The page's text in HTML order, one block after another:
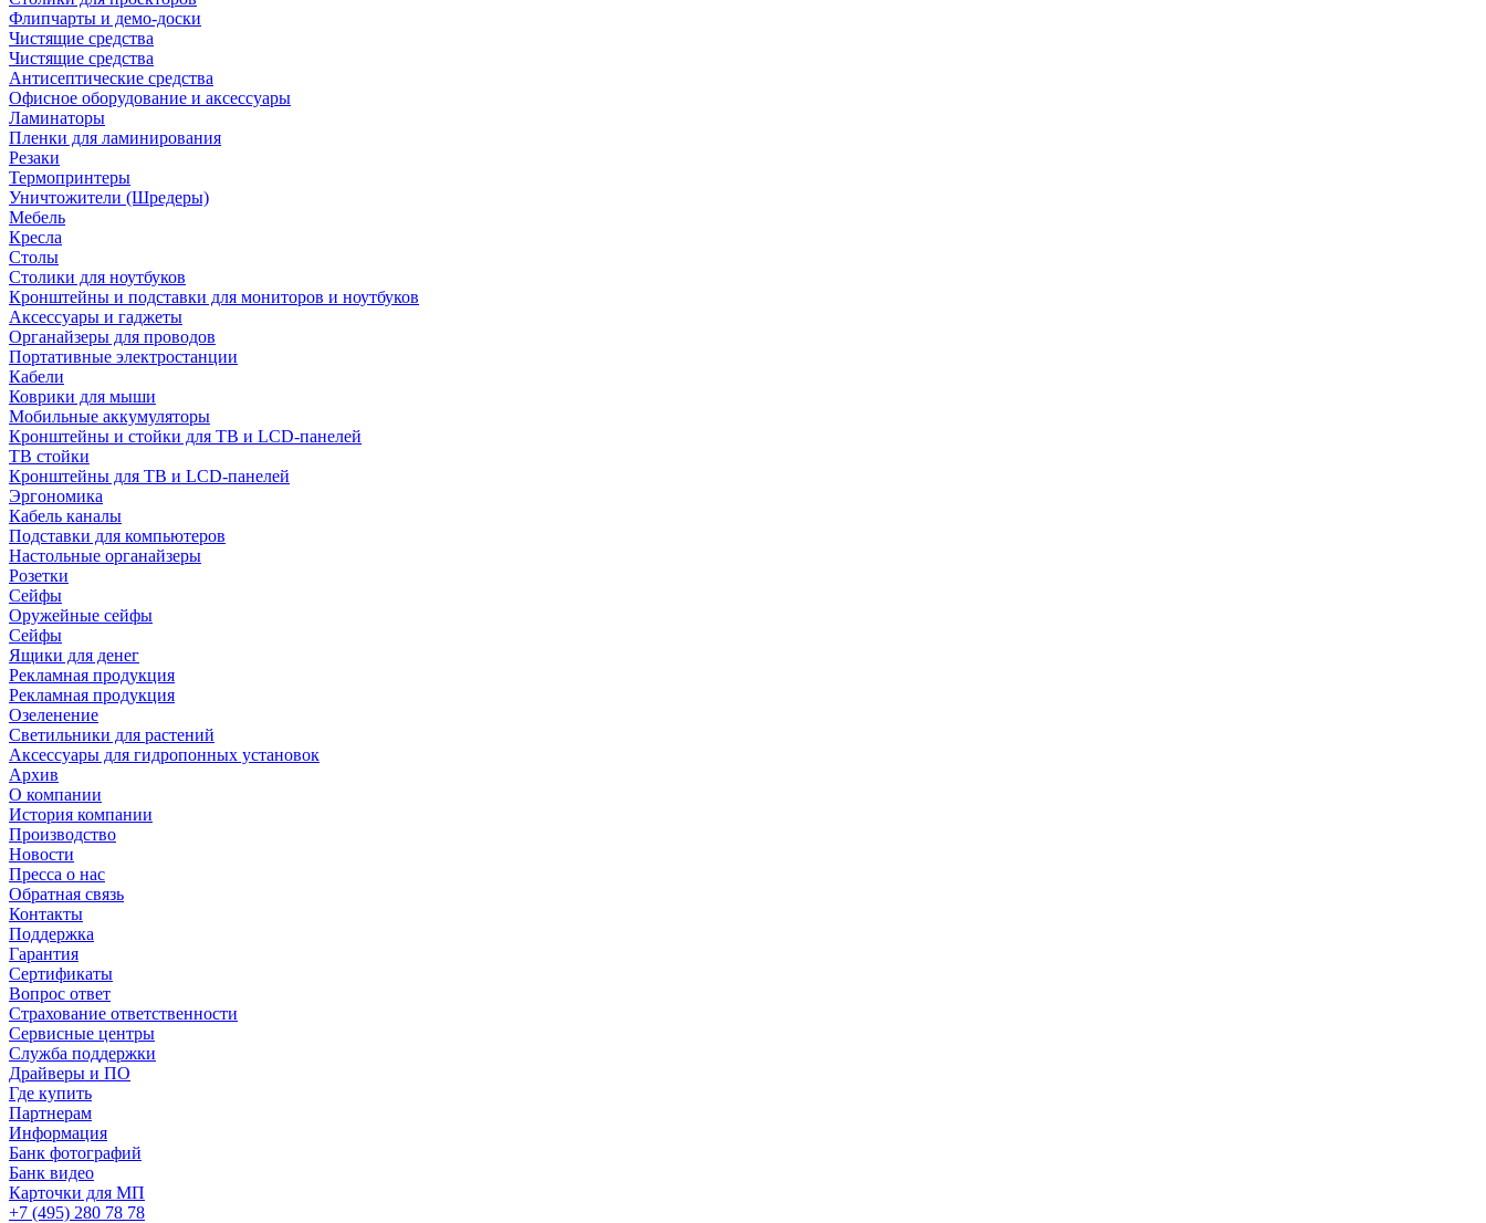
Флипчарты и демо-доски
Чистящие средства
Чистящие средства
Антисептические средства
Офисное оборудование и аксессуары
Ламинаторы
Пленки для ламинирования
Резаки
Термопринтеры
Уничтожители (Шредеры)
Мебель
Кресла
Столы
Столики для ноутбуков
Кронштейны и подставки для мониторов и ноутбуков
Аксессуары и гаджеты
Органайзеры для проводов
Портативные электростанции
Кабели
Коврики для мыши
Мобильные аккумуляторы
Кронштейны и стойки для ТВ и LCD-панелей
ТВ стойки
Кронштейны для ТВ и LCD-панелей
Эргономика
Кабель каналы
Подставки для компьютеров
Настольные органайзеры
Розетки
Сейфы
Оружейные сейфы
Сейфы
Ящики для денег
Рекламная продукция
Рекламная продукция
Озеленение
Светильники для растений
Аксессуары для гидропонных установок
Архив
О компании
История компании
Производство
Новости
Пресса о нас
Обратная связь
Контакты
Поддержка
Гарантия
Сертификаты
Вопрос ответ
Страхование ответственности
Сервисные центры
Служба поддержки
Драйверы и ПО
Где купить
Партнерам
Информация
Банк фотографий
Банк видео
Карточки для МП
+7 (495) 280 78 78